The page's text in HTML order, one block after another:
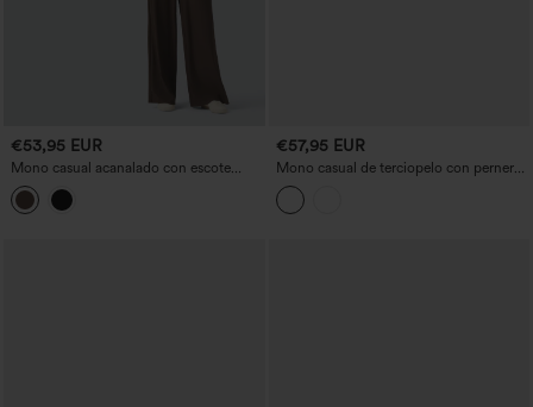
€53,95 EUR
Mono casual acanalado con escote
redondo, mangas largas, corsé y
bolsillos - Edición Easy Peezy
€57,95 EUR
Mono casual de terciopelo con perneras
rectas y bolsillos